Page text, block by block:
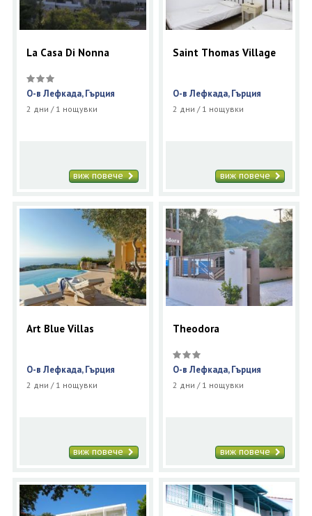
La Casa Di Nonna
О-в Лефкада, Гърция
2 дни / 1 нощувки
виж повече
Saint Thomas Village
О-в Лефкада, Гърция
2 дни / 1 нощувки
виж повече
Art Blue Villas
О-в Лефкада, Гърция
2 дни / 1 нощувки
виж повече
Theodora
О-в Лефкада, Гърция
2 дни / 1 нощувки
виж повече